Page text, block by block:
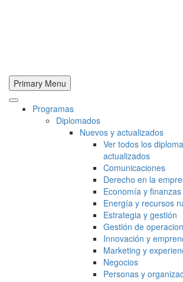
Primary Menu
Programas
Diplomados
Nuevos y actualizados
Ver todos los
actualizados
Comunicaciones
Derecho en la
Economía y finanzas
Energía y recursos
Estrategia y gestión
Gestión de
Innovación y
Marketing y
Negocios
Personas y